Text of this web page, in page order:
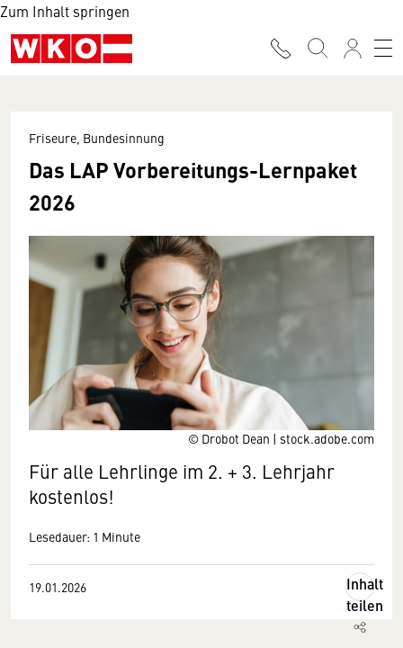
Zum Inhalt springen
© Drobot Dean | stock.adobe.com
Friseure, Bundesinnung
Das LAP Vorbereitungs-Lernpaket
2026
Für alle Lehrlinge im 2. + 3. Lehrjahr
kostenlos!
Lesedauer: 1 Minute
19.01.2026
Inhalt
teilen